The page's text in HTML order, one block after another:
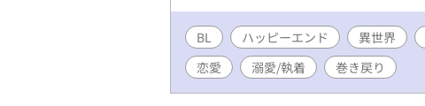
BL ハッピーエンド 異世界
恋愛
溺愛/執着 巻き戻り